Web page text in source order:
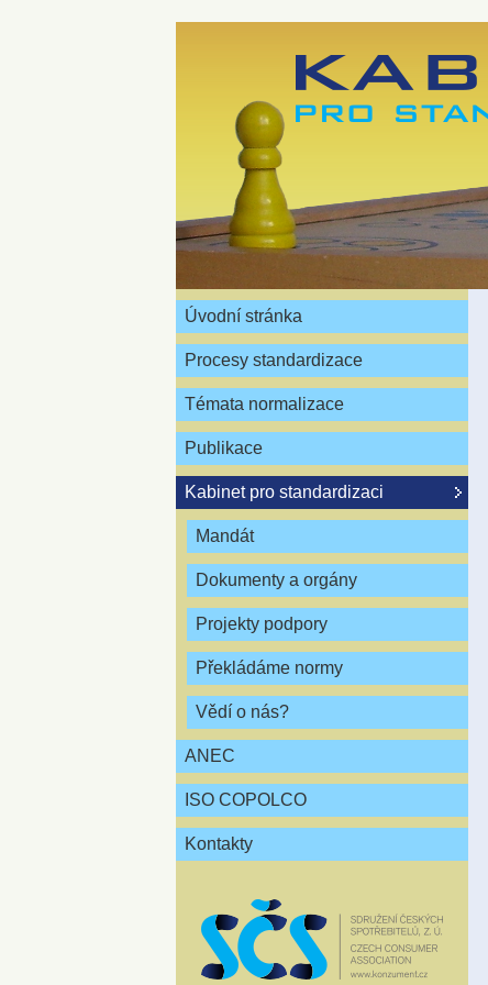
Úvodní stránka
Procesy standardizace
Témata normalizace
Publikace
Kabinet pro standardizaci
Mandát
Dokumenty a orgány
Projekty podpory
Překládáme normy
Vědí o nás?
ANEC
ISO COPOLCO
Kontakty